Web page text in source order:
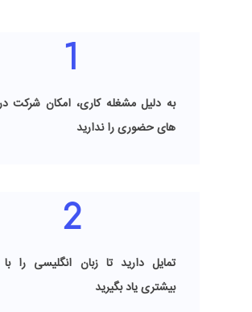
به دلیل مشغله کاری، امکان شرکت
های حضوری را ندارید
تمایل دارید تا زبان انگلیسی را
بیشتری یاد بگیرید